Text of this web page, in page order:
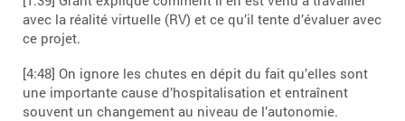
avec la réalité virtuelle (RV) et ce qu’il tente d’évaluer avec
ce projet.
[4:48] On ignore les chutes en dépit du fait qu’elles sont
une importante cause d’hospitalisation et entraînent
souvent un changement au niveau de l’autonomie.